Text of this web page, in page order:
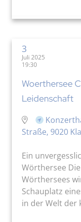
3
Juli 2025
19:30
Woerthersee
Leidenschaft
Straße, 9020
Ein
Wörthersee
Wörthersees
Schauplatz
in der Welt der